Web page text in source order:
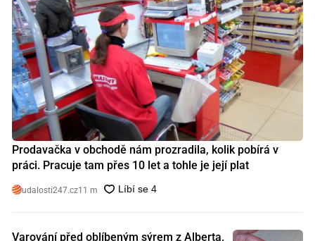
Prodavačka v obchodě nám prozradila, kolik pobírá v
práci. Pracuje tam přes 10 let a tohle je její plat
udalosti247.cz11 m
Varování před oblíbeným sýrem z Alberta.